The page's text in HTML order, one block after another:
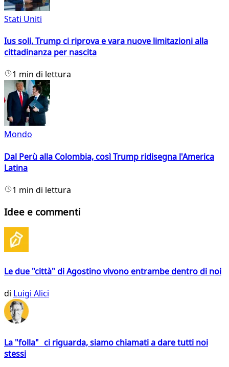
Stati Uniti
Ius soli, Trump ci riprova e vara nuove limitazioni alla
cittadinanza per nascita
1 min di lettura
Mondo
Dal Perù alla Colombia, così Trump ridisegna l'America
Latina
1 min di lettura
Idee e commenti
Le due "città" di Agostino vivono entrambe dentro di noi
di Luigi Alici
La "folla" ci riguarda, siamo chiamati a dare tutti noi
stessi